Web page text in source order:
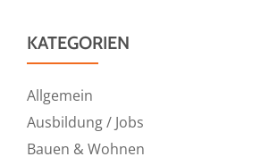
KATEGORIEN
Allgemein
Ausbildung / Jobs
Bauen & Wohnen